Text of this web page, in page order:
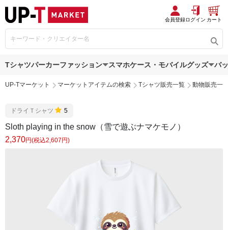
会員登録ログイン カート
Tシャツパーカーファッション スマホケース・モバイルグッズ バ
UP-Tマーケット マーケットアイテムの検索 Tシャツ販売一覧 動物販売一
ドライＴシャツ 5
Sloth playing in the snow（雪で遊ぶナマケモノ）
2,370円(税込2,607円)